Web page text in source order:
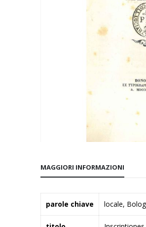
della
di
immagini
MAGGIORI INFORMAZIONI
Informazioni
parole chiave locale,